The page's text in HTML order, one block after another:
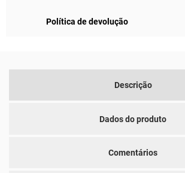
Política de devolução
Descrição
Dados do produto
Comentários